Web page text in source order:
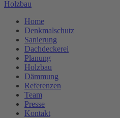
Home
Denkmalschutz
Sanierung
Dachdeckerei
Planung
Holzbau
Dämmung
Referenzen
Team
Presse
Kontakt